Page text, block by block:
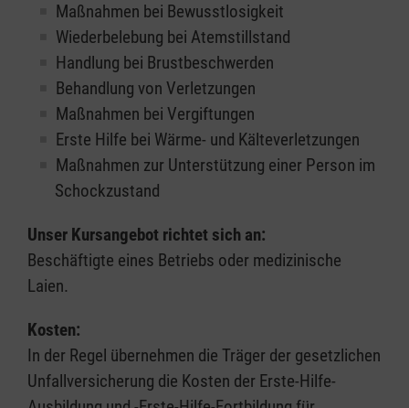
Maßnahmen bei Bewusstlosigkeit
Wiederbelebung bei Atemstillstand
Handlung bei Brustbeschwerden
Behandlung von Verletzungen
Maßnahmen bei Vergiftungen
Erste Hilfe bei Wärme- und Kälteverletzungen
Maßnahmen zur Unterstützung einer Person im
Schockzustand
Unser Kursangebot richtet sich an:
Beschäftigte eines Betriebs oder medizinische
Laien.
Kosten:
In der Regel übernehmen die Träger der gesetzlichen
Unfallversicherung die Kosten der Erste-Hilfe-